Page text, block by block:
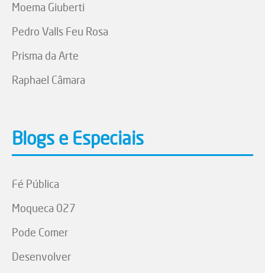
Moema Giuberti
Pedro Valls Feu Rosa
Prisma da Arte
Raphael Câmara
Blogs e Especiais
Fé Pública
Moqueca 027
Pode Comer
Desenvolver